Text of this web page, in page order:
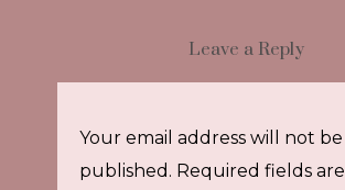
Leave a Reply
Your email address will not be
published. Required fields are